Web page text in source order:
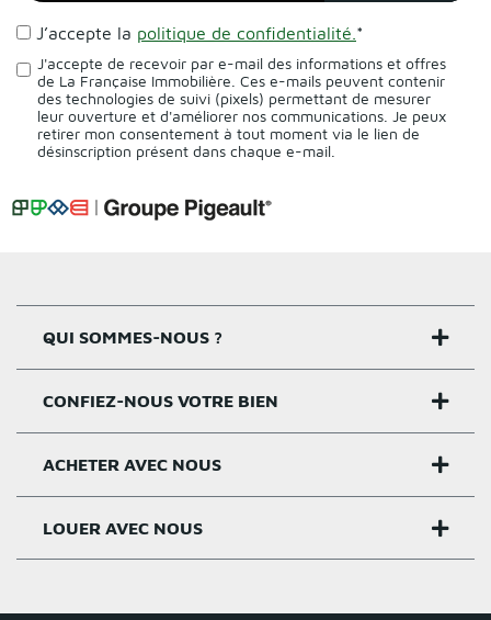
J’accepte la politique de confidentialité. *
J'accepte de recevoir par e-mail des informations et offres
de La Française Immobilière. Ces e-mails peuvent contenir
des technologies de suivi (pixels) permettant de mesurer
leur ouverture et d'améliorer nos communications. Je peux
retirer mon consentement à tout moment via le lien de
désinscription présent dans chaque e-mail.
QUI SOMMES-NOUS ?
Nos agences
Notre histoire
Nos valeurs
CONFIEZ-NOUS VOTRE BIEN
Estimer un bien
Critères estimation
ACHETER AVEC NOUS
Acheter sur Rennes
LOUER AVEC NOUS